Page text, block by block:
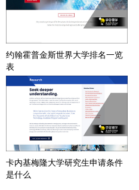
约翰霍普金斯世界大学排名一览
表
卡内基梅隆大学研究生申请条件
是什么